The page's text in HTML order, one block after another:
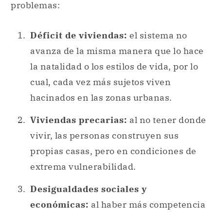
problemas:
Déficit de viviendas: el sistema no
avanza de la misma manera que lo hace
la natalidad o los estilos de vida, por lo
cual, cada vez más sujetos viven
hacinados en las zonas urbanas.
Viviendas precarias: al no tener donde
vivir, las personas construyen sus
propias casas, pero en condiciones de
extrema vulnerabilidad.
Desigualdades sociales y
económicas: al haber más competencia